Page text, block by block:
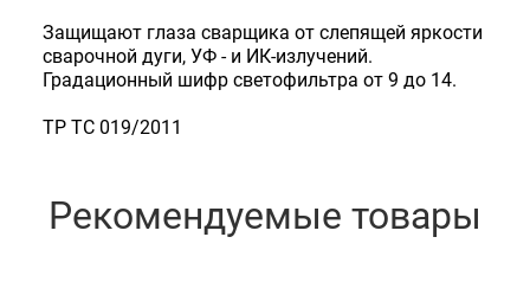
Защищают глаза сварщика от слепящей яркости
сварочной дуги, УФ - и ИК-излучений.
Градационный шифр светофильтра от 9 до 14.
ТР ТС 019/2011
Рекомендуемые товары